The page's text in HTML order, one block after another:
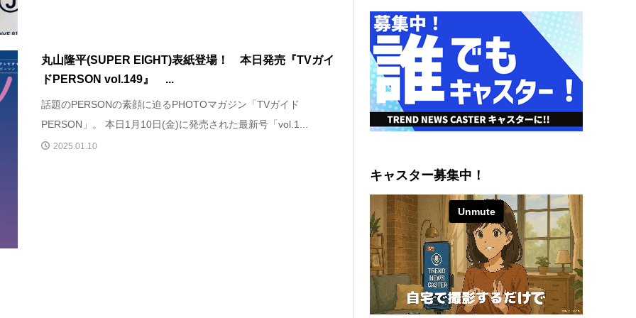
丸山隆平(SUPER EIGHT)表紙登場！ 本日発売『TVガイ
ドPERSON vol.149』 ...
話題のPERSONの素顔に迫るPHOTOマガジン「TVガイド
PERSON」。 本日1月10日(金)に発売された最新号「vol.1...
2025.01.10
キャスター募集中！